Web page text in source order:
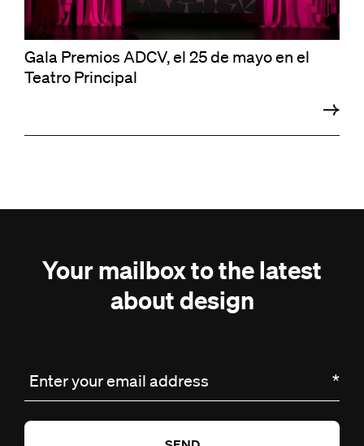
Gala Premios ADCV, el 25 de mayo en el
Teatro Principal
Your mailbox to the latest
about design
Enter your email address *